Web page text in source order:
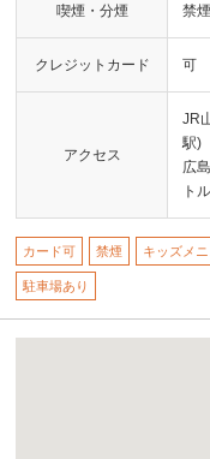
喫煙・分煙 禁煙
クレジットカード 可
アクセス
JR
駅)
広
ト
カード可 禁煙 キッズメ
駐車場あり